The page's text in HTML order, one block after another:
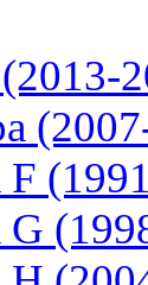
F
G